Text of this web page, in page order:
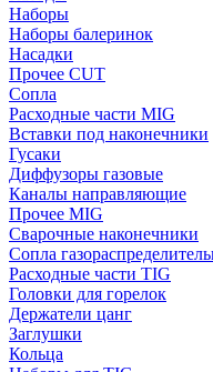
Наборы
Наборы балеринок
Насадки
Прочее CUT
Сопла
Расходные части MIG
Вставки под наконечники
Гусаки
Диффузоры газовые
Каналы направляющие
Прочее MIG
Сварочные наконечники
Сопла
Расходные части TIG
Головки для горелок
Держатели цанг
Заглушки
Кольца